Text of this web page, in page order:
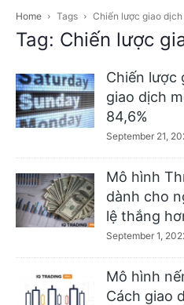
Home Tags Chiến lược giao dịch
Tag: Chiến lược
Chiến lược
giao dịch
84,6%
September 21,
Mô hình
dành cho
lệ thắng
September 1,
Mô hình
Cách giao